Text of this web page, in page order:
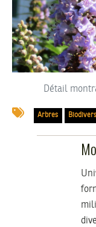
Détail
Arbres